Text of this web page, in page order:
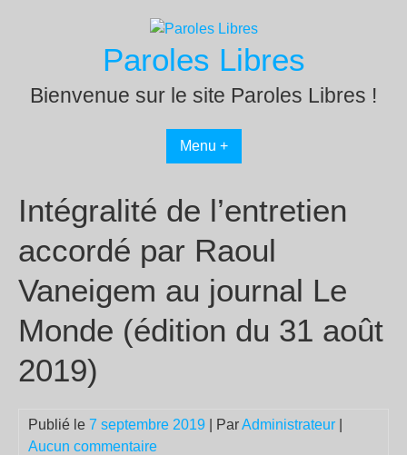
Paroles Libres
Bienvenue sur le site Paroles Libres !
Menu +
Intégralité de l’entretien
accordé par Raoul
Vaneigem au journal Le
Monde (édition du 31 août
2019)
Publié le 7 septembre 2019 | ParAdministrateur
Aucun commentaire